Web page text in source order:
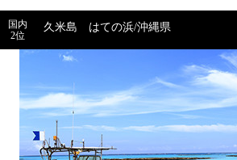
国内
2位
久米島 はての浜/沖縄県